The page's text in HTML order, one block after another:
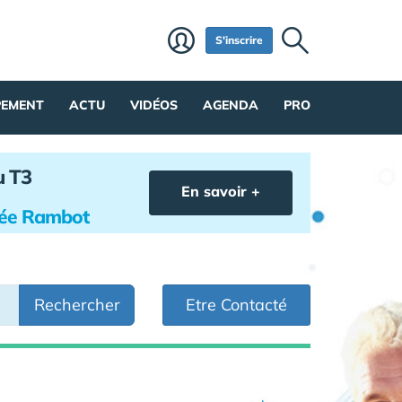
S'inscrire
ACTU VIDÉOS AGENDA PRO
T3
Rambot
En savoir +
Rechercher Etre Contacté